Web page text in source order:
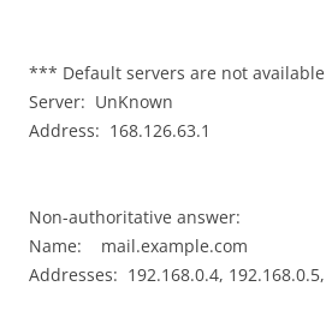
*** Default servers are not available
Server: UnKnown
Address: 168.126.63.1
Non-authoritative answer:
Name: mail.example.com
Addresses: 192.168.0.4,